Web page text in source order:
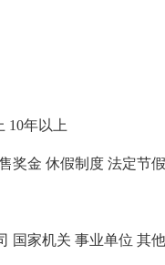
10年以上
奖金 休假制度 法定节
国家机关 事业单位 其他